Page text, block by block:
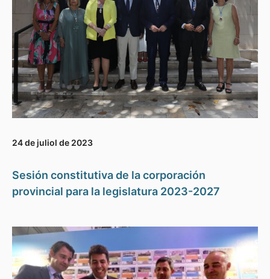
24 de juliol de 2023
Sesión constitutiva de la corporación
provincial para la legislatura 2023-2027